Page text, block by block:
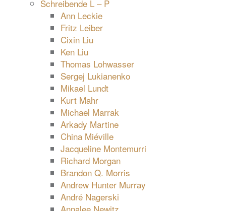
Schreibende L – P
Ann Leckie
Fritz Leiber
Cixin Liu
Ken Liu
Thomas Lohwasser
Sergej Lukianenko
Mikael Lundt
Kurt Mahr
Michael Marrak
Arkady Martine
China Miéville
Jacqueline Montemurri
Richard Morgan
Brandon Q. Morris
Andrew Hunter Murray
André Nagerski